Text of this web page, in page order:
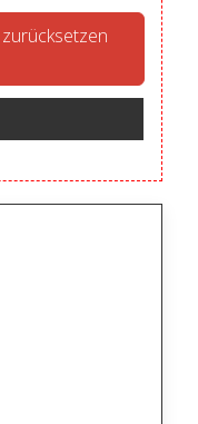
zurücksetzen